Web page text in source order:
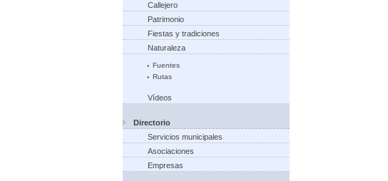
Callejero
Patrimonio
Fiestas y tradiciones
Naturaleza
Fuentes
Rutas
Vídeos
Directorio
Servicios municipales
Asociaciones
Empresas